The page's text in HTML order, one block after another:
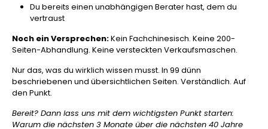
Du bereits einen unabhängigen Berater hast, dem du
vertraust
Noch ein Versprechen:Kein Fachchinesisch. Keine 200-
Seiten-Abhandlung. Keine versteckten Verkaufsmaschen.
Nur das, was du wirklich wissen musst. In 99 dünn
beschriebenen und übersichtlichen Seiten. Verständlich. Auf
den Punkt.
Bereit? Dann lass uns mit dem wichtigsten Punkt starten:
Warum die nächsten 3 Monate über die nächsten 40 Jahre